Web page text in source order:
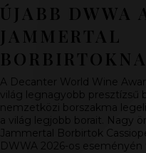
ÚJABB DWWA
JAMMERTAL
A Decanter World Wine
világ legnagyobb presztízsű
nemzetközi borszakma
a világ legjobb borait. Nagy
Jammertal Borbirtok
DWWA 2026-os eseményén